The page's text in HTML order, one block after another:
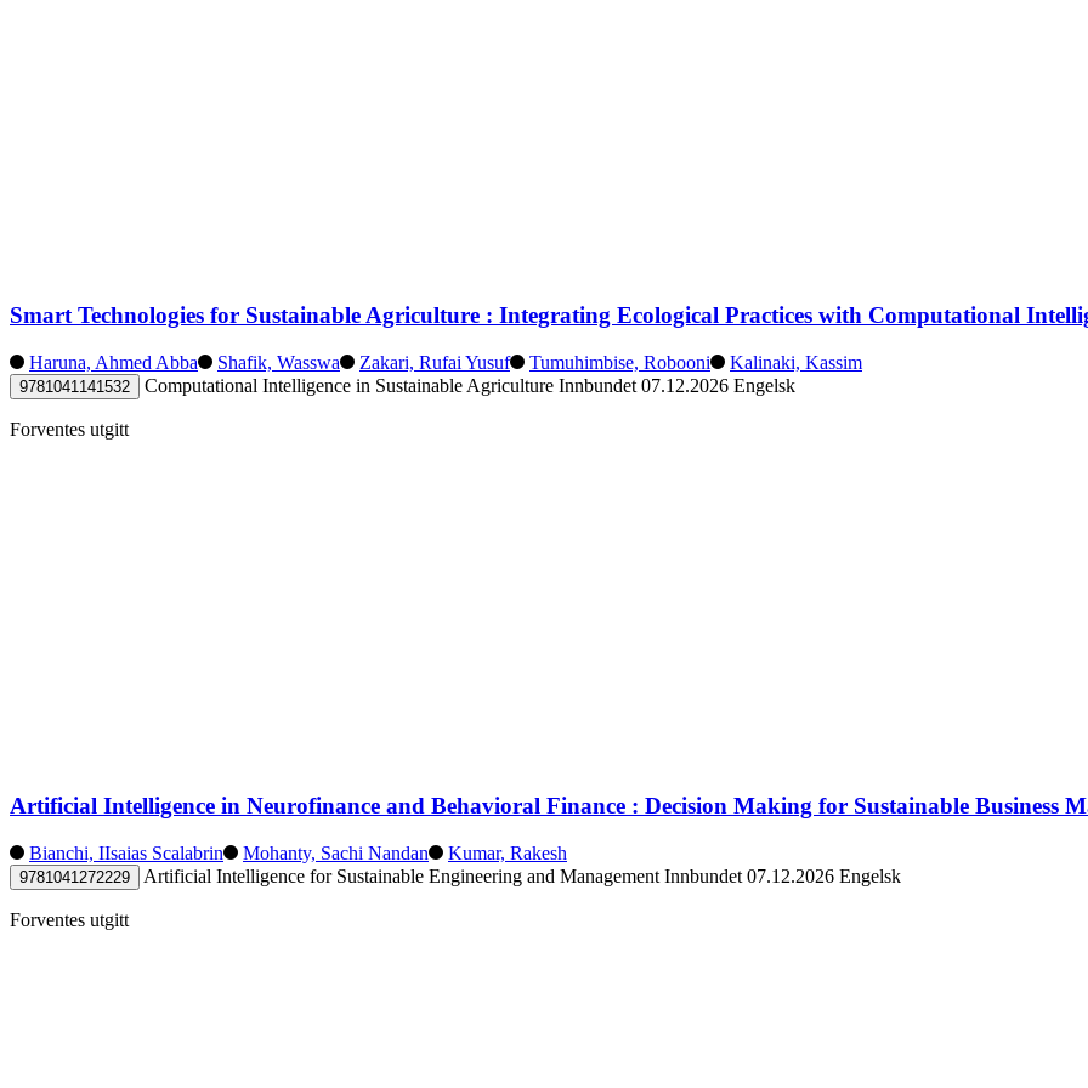
Smart Technologies for Sustainable Agriculture : Integrating Ecological Practices with Computational
Haruna, Ahmed Abba Shafik, Wasswa Zakari, Rufai Yusuf Tumuhimbise, Robooni Kalinaki, Kassim
9781041141532 Computational Intelligence in Sustainable Agriculture Innbundet 07.12.2026 Engelsk
Forventes utgitt
Artificial Intelligence in Neurofinance and Behavioral Finance : Decision Making for Sustainable Business
Bianchi, IIsaias Scalabrin Mohanty, Sachi Nandan Kumar, Rakesh
9781041272229 Artificial Intelligence for Sustainable Engineering and Management Innbundet 07.12.2026 Engelsk
Forventes utgitt